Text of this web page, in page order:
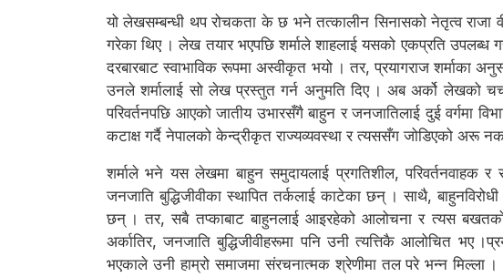
यो लेखसम्बन्धी थप रोचकता के छ भने तत्कालीन सिनासको नेतृत्व राजा
गरेका थिए । लेख तयार भएपछि शर्माले शाहलाई यसको एकप्रति उपलब्ध
दरबारबाट स्वाभाविक रूपमा अस्वीकृत भयो । तर, प्रयागराज शर्माका
उनले शर्मालाई सो लेख प्रस्तुत गर्न अनुमति दिए । अब अर्को लेखको
परिवर्तनपछि आएको जातीय उभारसँगै बाहुन र जनजातिलाई दुई वर्गमा
कटाक्ष गर्दै नेपालको केन्द्रीकृत राज्यव्यवस्था र त्यससँग जोडिएको अरू
शर्माले भने यस लेखमा बाहुन समुदायलाई प्रगतिशील, परिवर्तनवाहक
जनजाति बुद्धिजीवीका स्थापित तर्कलाई काटेका छन् । साथै,
छन् । तर, सबै तप्काबाट बाहुनलाई आइरहेको आलोचना र त्यस
अर्कातिर, जनजाति बुद्धिजीवीहरूमा पनि उनी त्यत्तिकै आलोचित भए
भएकाले उनी हाम्रो समाजमा संरचनात्मक श्रेणीमा तल परे भन्न मिल्ला